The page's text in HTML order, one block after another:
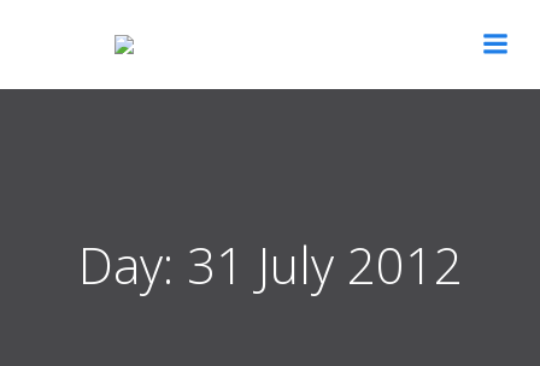
Day: 31 July 2012